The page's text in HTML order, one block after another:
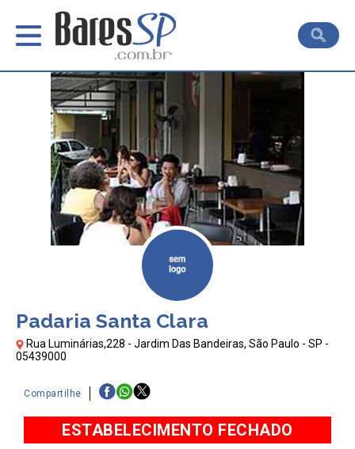
Padaria Santa Clara
Rua Luminárias,228 - Jardim Das Bandeiras, São Paulo - SP -
05439000
Compartilhe
ESTABELECIMENTO FECHADO